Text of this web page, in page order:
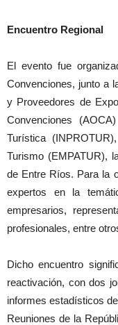
Encuentro Regional
El evento fue
Convenciones, junto a
y Proveedores de
Convenciones
Turística
Turismo (EMPATUR),
de Entre Ríos. Para la
expertos en la
empresarios,
profesionales, entre
Dicho encuentro
reactivación, con dos
informes estadísticos
Reuniones de la